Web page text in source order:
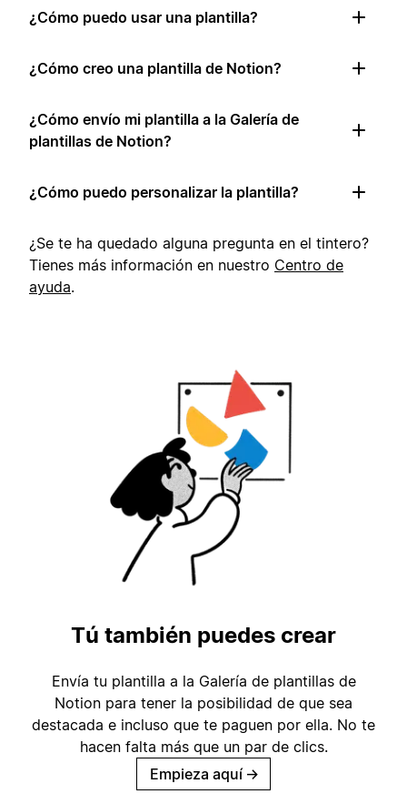
¿Cómo puedo usar una plantilla?
¿Cómo creo una plantilla de Notion?
¿Cómo envío mi plantilla a la Galería de
plantillas de Notion?
¿Cómo puedo personalizar la plantilla?
¿Se te ha quedado alguna pregunta en el tintero?
Tienes más información en nuestro Centro de
ayuda.
Tú también puedes crear
Envía tu plantilla a la Galería de plantillas de
Notion para tener la posibilidad de que sea
destacada e incluso que te paguen por ella. No te
hacen falta más que un par de clics.
Empieza aquí →